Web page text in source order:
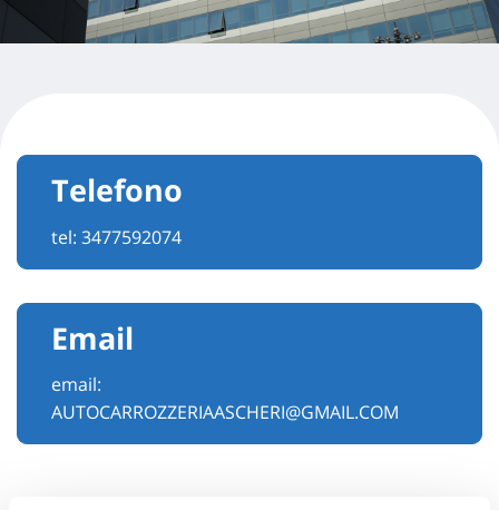
Telefono
tel: 3477592074
Email
email:
AUTOCARROZZERIAASCHERI@GMAIL.COM